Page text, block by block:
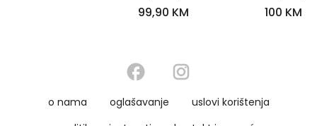
99,90 KM 100 KM
o nama oglašavanje
uslovi korištenja